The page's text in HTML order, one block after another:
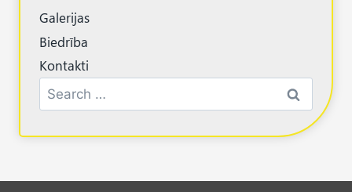
Galerijas
Biedrība
Kontakti
Search
for: